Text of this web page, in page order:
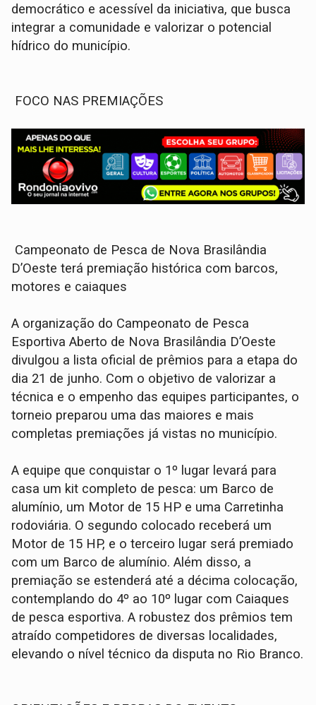
democrático e acessível da iniciativa, que busca
integrar a comunidade e valorizar o potencial
hídrico do município.
FOCO NAS PREMIAÇÕES
Campeonato de Pesca de Nova Brasilândia
D’Oeste terá premiação histórica com barcos,
motores e caiaques
A organização do Campeonato de Pesca
Esportiva Aberto de Nova Brasilândia D’Oeste
divulgou a lista oficial de prêmios para a etapa do
dia 21 de junho. Com o objetivo de valorizar a
técnica e o empenho das equipes participantes, o
torneio preparou uma das maiores e mais
completas premiações já vistas no município.
A equipe que conquistar o 1º lugar levará para
casa um kit completo de pesca: um Barco de
alumínio, um Motor de 15 HP e uma Carretinha
rodoviária. O segundo colocado receberá um
Motor de 15 HP, e o terceiro lugar será premiado
com um Barco de alumínio. Além disso, a
premiação se estenderá até a décima colocação,
contemplando do 4º ao 10º lugar com Caiaques
de pesca esportiva. A robustez dos prêmios tem
atraído competidores de diversas localidades,
elevando o nível técnico da disputa no Rio Branco.